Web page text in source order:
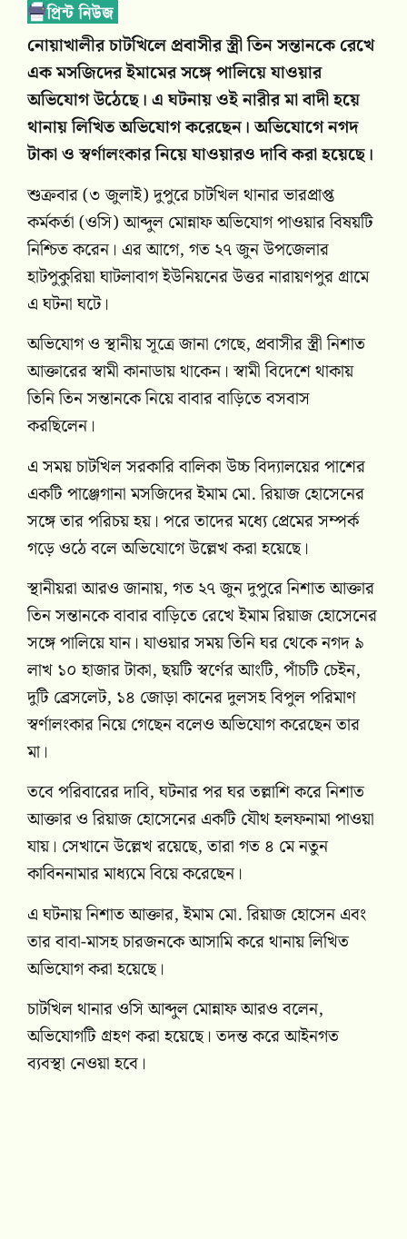
নোয়াখালীর চাটখিলে প্রবাসীর স্ত্রী তিন সন্তানকে রেখে
এক মসজিদের ইমামের সঙ্গে পালিয়ে যাওয়ার
অভিযোগ উঠেছে। এ ঘটনায় ওই নারীর মা বাদী হয়ে
থানায় লিখিত অভিযোগ করেছেন। অভিযোগে নগদ
টাকা ও স্বর্ণালংকার নিয়ে যাওয়ারও দাবি করা হয়েছে।
শুক্রবার (৩ জুলাই) দুপুরে চাটখিল থানার ভারপ্রাপ্ত
কর্মকর্তা (ওসি) আব্দুল মোন্নাফ অভিযোগ পাওয়ার বিষয়টি
নিশ্চিত করেন। এর আগে, গত ২৭ জুন উপজেলার
হাটপুকুরিয়া ঘাটলাবাগ ইউনিয়নের উত্তর নারায়ণপুর গ্রামে
এ ঘটনা ঘটে।
অভিযোগ ও স্থানীয় সূত্রে জানা গেছে, প্রবাসীর স্ত্রী নিশাত
আক্তারের স্বামী কানাডায় থাকেন। স্বামী বিদেশে থাকায়
তিনি তিন সন্তানকে নিয়ে বাবার বাড়িতে বসবাস
করছিলেন।
এ সময় চাটখিল সরকারি বালিকা উচ্চ বিদ্যালয়ের পাশের
একটি পাঞ্জেগানা মসজিদের ইমাম মো. রিয়াজ হোসেনের
সঙ্গে তার পরিচয় হয়। পরে তাদের মধ্যে প্রেমের সম্পর্ক
গড়ে ওঠে বলে অভিযোগে উল্লেখ করা হয়েছে।
স্থানীয়রা আরও জানায়, গত ২৭ জুন দুপুরে নিশাত আক্তার
তিন সন্তানকে বাবার বাড়িতে রেখে ইমাম রিয়াজ হোসেনের
সঙ্গে পালিয়ে যান। যাওয়ার সময় তিনি ঘর থেকে নগদ ৯
লাখ ১০ হাজার টাকা, ছয়টি স্বর্ণের আংটি, পাঁচটি চেইন,
দুটি ব্রেসলেট, ১৪ জোড়া কানের দুলসহ বিপুল পরিমাণ
স্বর্ণালংকার নিয়ে গেছেন বলেও অভিযোগ করেছেন তার
মা।
তবে পরিবারের দাবি, ঘটনার পর ঘর তল্লাশি করে নিশাত
আক্তার ও রিয়াজ হোসেনের একটি যৌথ হলফনামা পাওয়া
যায়। সেখানে উল্লেখ রয়েছে, তারা গত ৪ মে নতুন
কাবিননামার মাধ্যমে বিয়ে করেছেন।
এ ঘটনায় নিশাত আক্তার, ইমাম মো. রিয়াজ হোসেন এবং
তার বাবা-মাসহ চারজনকে আসামি করে থানায় লিখিত
অভিযোগ করা হয়েছে।
চাটখিল থানার ওসি আব্দুল মোন্নাফ আরও বলেন,
অভিযোগটি গ্রহণ করা হয়েছে। তদন্ত করে আইনগত
ব্যবস্থা নেওয়া হবে।